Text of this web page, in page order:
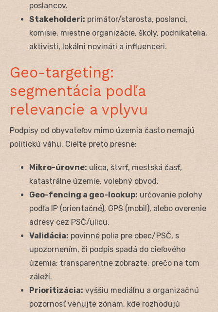
poslancov.
Stakeholderi: primátor/starosta, poslanci,
komisie, miestne organizácie, školy, podnikatelia,
aktivisti, lokálni novinári a influenceri.
Geo-targeting:
segmentácia podľa
relevancie a vplyvu
Podpisy od obyvateľov mimo územia často nemajú
politickú váhu. Cieľte preto presne:
Mikro-úrovne: ulica, štvrť, mestská časť,
katastrálne územie, volebný obvod.
Geo-fencing a geo-lookup: určovanie polohy
podľa IP (orientačné), GPS (mobil), alebo overenie
adresy cez PSČ/ulicu.
Validácia: povinné polia pre obec/PSČ, s
upozornením, či podpis spadá do cieľového
územia; transparentne zobrazte, prečo na tom
záleží.
Prioritizácia: vyššiu mediálnu a organizačnú
pozornosť venujte zónam, kde rozhodujú